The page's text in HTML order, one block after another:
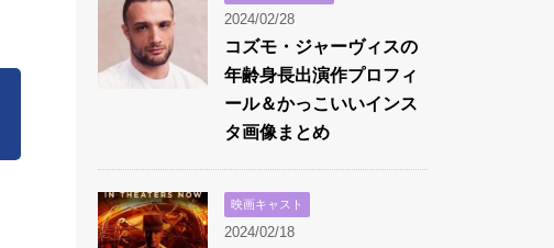
2024/02/28
コズモ・ジャーヴィスの
年齢身長出演作プロフィ
ール＆かっこいいインス
タ画像まとめ
映画キャスト
2024/02/18